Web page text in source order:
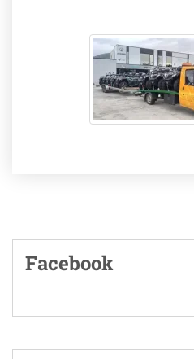
Facebook